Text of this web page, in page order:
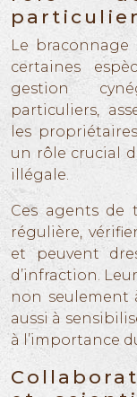
Le braconnage
certaines
gestion
particuliers,
les
un rôle crucial
illégale.
Ces agents de
régulière,
et peuvent
d’infraction.
non seulement
aussi à
à l’importance